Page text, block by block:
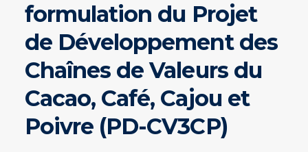
formulation du Projet
de Développement des
Chaînes de Valeurs du
Cacao, Café, Cajou et
Poivre (PD-CV3CP)